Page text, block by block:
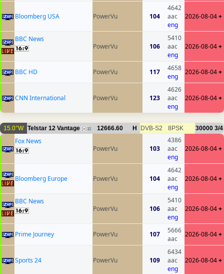
Bloomberg USA PowerVu 104
4642
aac
eng
2026-08-04+
BBC News
PowerVu
106
5410
aac
eng
2026-08-04+
BBC HD PowerVu 117
4658
eng
2026-08-04+
CNN International PowerVu 123
4626
aac
eng
2026-08-04+
15.0°W Telstar 12 Vantage 32 12666.60 H DVB-S2 8PSK 30000 3/4
Fox News
PowerVu
103
4386
aac
eng
2026-08-04+
Bloomberg Europe PowerVu 104
4642
aac
eng
2026-08-04+
BBC News
PowerVu
106
5410
aac
eng
2026-08-04+
Prime Journey PowerVu 107
5666
aac
2026-08-04+
Sports 24 PowerVu 109
6434
aac
eng
2026-08-04+